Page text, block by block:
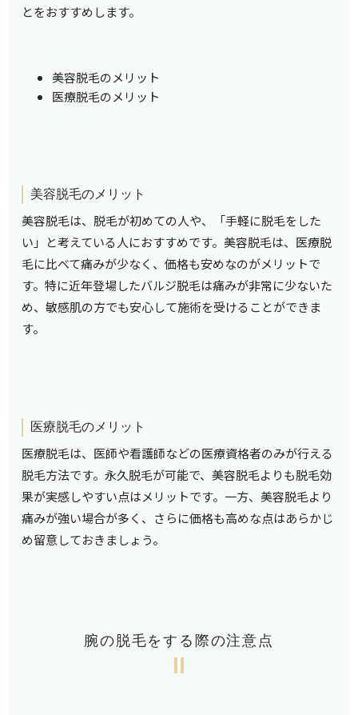
とをおすすめします。
美容脱毛のメリット
医療脱毛のメリット
美容脱毛のメリット
美容脱毛は、脱毛が初めての人や、「手軽に脱毛をした
い」と考えている人におすすめです。美容脱毛は、医療脱
毛に比べて痛みが少なく、価格も安めなのがメリットで
す。特に近年登場したバルジ脱毛は痛みが非常に少ないた
め、敏感肌の方でも安心して施術を受けることができま
す。
医療脱毛のメリット
医療脱毛は、医師や看護師などの医療資格者のみが行える
脱毛方法です。永久脱毛が可能で、美容脱毛よりも脱毛効
果が実感しやすい点はメリットです。一方、美容脱毛より
痛みが強い場合が多く、さらに価格も高めな点はあらかじ
め留意しておきましょう。
腕の脱毛をする際の注意点